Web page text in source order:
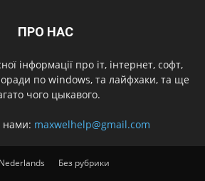
ПРО НАС
інформації про іт, інтернет, софт,
по windows, та лайфхаки, та ще
чого цыкавого.
нами: maxwelhelp@gmail.com
Nederlands Без рубрики